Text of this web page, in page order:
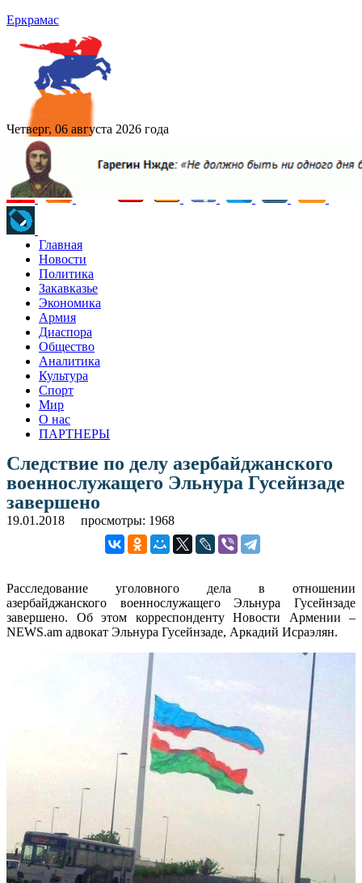
Еркрамас
Четверг, 06 августа 2026 года
Главная
Новости
Политика
Закавказье
Экономика
Армия
Диаспора
Общество
Аналитика
Культура
Спорт
Мир
О нас
ПАРТНЕРЫ
Следствие по делу азербайджанского
военнослужащего Эльнура Гусейнзаде
завершено
19.01.2018 просмотры: 1968
Расследование уголовного дела в отношении
азербайджанского военнослужащего Эльнура Гусейнзаде
завершено. Об этом корреспонденту Новости Армении –
NEWS.am адвокат Эльнура Гусейнзаде, Аркадий Исраэлян.